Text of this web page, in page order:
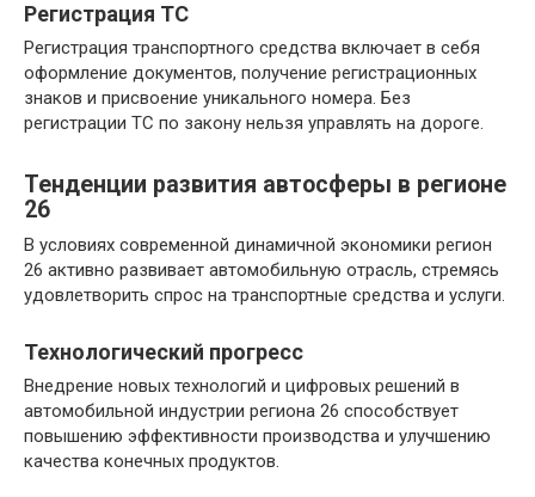
Регистрация ТС
Регистрация транспортного средства включает в себя
оформление документов, получение регистрационных
знаков и присвоение уникального номера. Без
регистрации ТС по закону нельзя управлять на дороге.
Тенденции развития автосферы в регионе
26
В условиях современной динамичной экономики регион
26 активно развивает автомобильную отрасль, стремясь
удовлетворить спрос на транспортные средства и услуги.
Технологический прогресс
Внедрение новых технологий и цифровых решений в
автомобильной индустрии региона 26 способствует
повышению эффективности производства и улучшению
качества конечных продуктов.